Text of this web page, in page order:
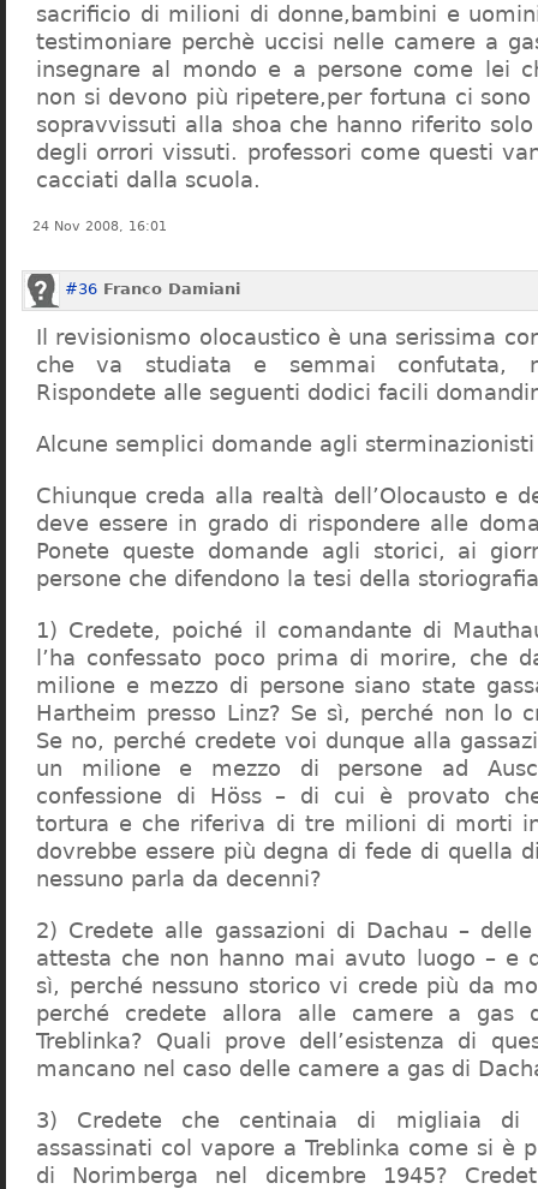
sacrificio di milioni di donne,bambini e
testimoniare perchè uccisi nelle camere a
insegnare al mondo e a persone come lei
non si devono più ripetere,per fortuna ci
sopravvissuti alla shoa che hanno riferito
degli orrori vissuti. professori come questi
cacciati dalla scuola.
24 Nov 2008, 16:01
#36 Franco Damiani
Il revisionismo olocaustico è una serissima
che va studiata e semmai confutata,
Rispondete alle seguenti dodici facili
Alcune semplici domande agli sterminazionisti
Chiunque creda alla realtà dell’Olocausto e
deve essere in grado di rispondere alle
Ponete queste domande agli storici, ai
persone che difendono la tesi della
1) Credete, poiché il comandante di
l’ha confessato poco prima di morire, che
milione e mezzo di persone siano state
Hartheim presso Linz? Se sì, perché non lo
Se no, perché credete voi dunque alla
un milione e mezzo di persone ad
confessione di Höss – di cui è provato
tortura e che riferiva di tre milioni di morti
dovrebbe essere più degna di fede di quella
nessuno parla da decenni?
2) Credete alle gassazioni di Dachau –
attesta che non hanno mai avuto luogo – e
sì, perché nessuno storico vi crede più da
perché credete allora alle camere a gas
Treblinka? Quali prove dell’esistenza di
mancano nel caso delle camere a gas di
3) Credete che centinaia di migliaia di
assassinati col vapore a Treblinka come si è
di Norimberga nel dicembre 1945?